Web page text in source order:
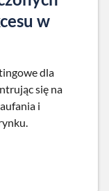
w
dla
się na
i